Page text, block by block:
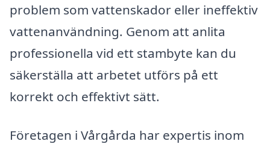
problem som vattenskador eller ineffektiv
vattenanvändning. Genom att anlita
professionella vid ett stambyte kan du
säkerställa att arbetet utförs på ett
korrekt och effektivt sätt.
Företagen i Vårgårda har expertis inom